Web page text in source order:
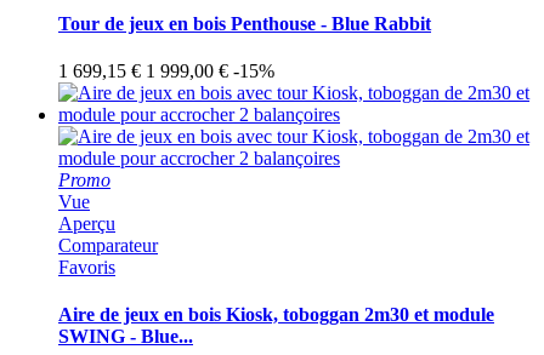
Tour de jeux en bois Penthouse - Blue Rabbit
1 699,15 € 1 999,00 € -15%
Promo
Vue
Aperçu
Comparateur
Favoris
Aire de jeux en bois Kiosk, toboggan 2m30 et module
SWING - Blue...